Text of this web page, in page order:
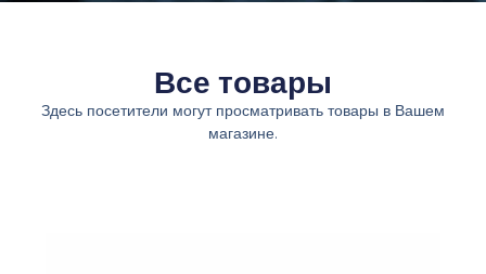
Все товары
Здесь посетители могут просматривать товары в Вашем
магазине.